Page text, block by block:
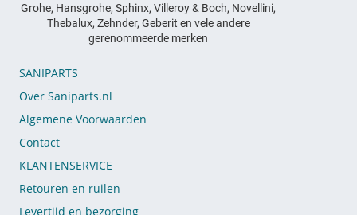
Grohe, Hansgrohe, Sphinx, Villeroy & Boch, Novellini,
Thebalux, Zehnder, Geberit en vele andere
gerenommeerde merken
SANIPARTS
Over Saniparts.nl
Algemene Voorwaarden
Contact
KLANTENSERVICE
Retouren en ruilen
Levertijd en bezorging